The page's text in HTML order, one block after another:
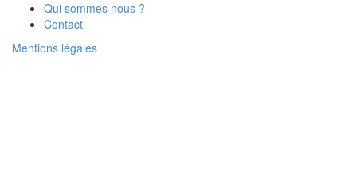
Qui sommes nous ?
Contact
Mentions légales